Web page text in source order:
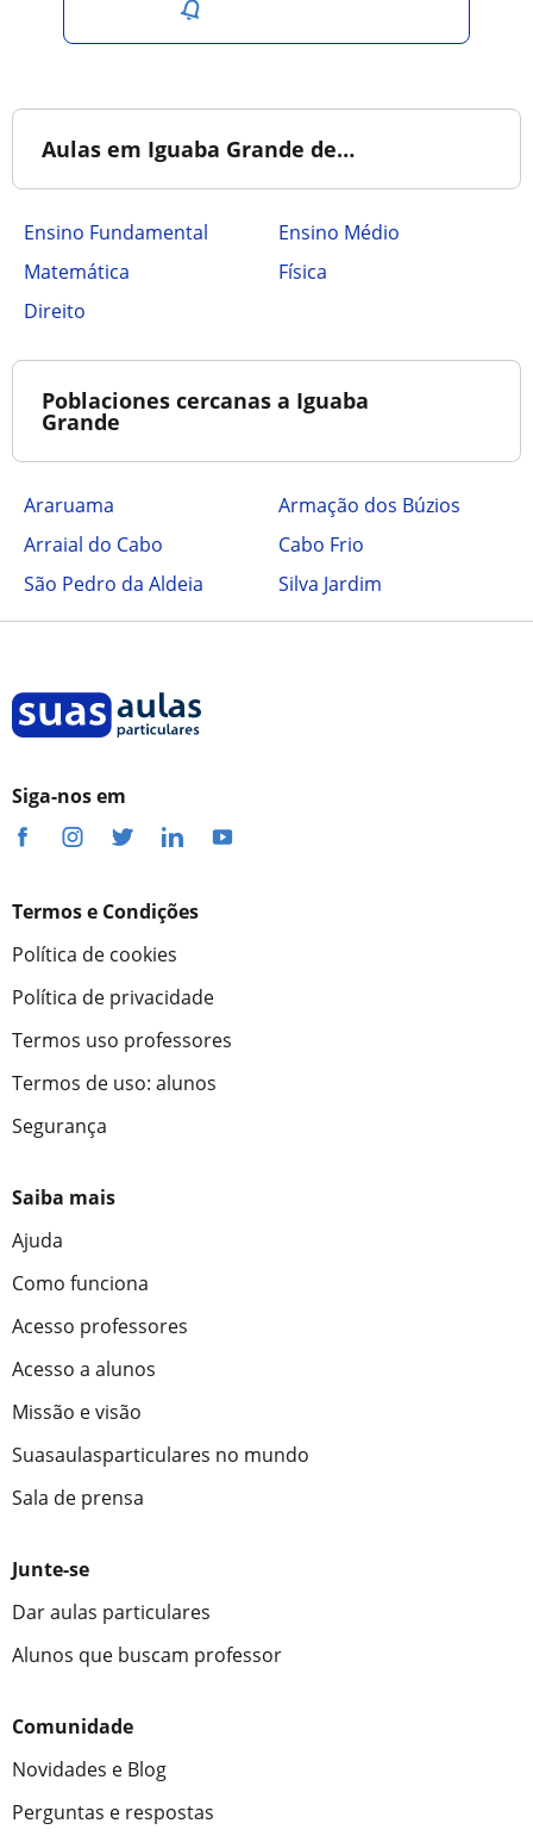
Aulas em Iguaba Grande de…
Ensino Fundamental
Ensino Médio
Matemática
Física
Direito
Poblaciones cercanas a Iguaba
Grande
Araruama
Armação dos Búzios
Arraial do Cabo
Cabo Frio
São Pedro da Aldeia
Silva Jardim
Siga-nos em
Termos e Condições
Política de cookies
Política de privacidade
Termos uso professores
Termos de uso: alunos
Segurança
Saiba mais
Ajuda
Como funciona
Acesso professores
Acesso a alunos
Missão e visão
Suasaulasparticulares no mundo
Sala de prensa
Junte-se
Dar aulas particulares
Alunos que buscam professor
Comunidade
Novidades e Blog
Perguntas e respostas